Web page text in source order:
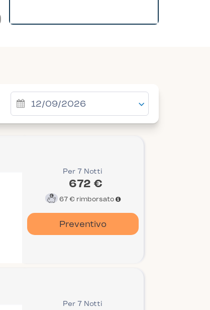
Per 7 Notti
672 €
67 € rimborsato
Preventivo
Per 7 Notti